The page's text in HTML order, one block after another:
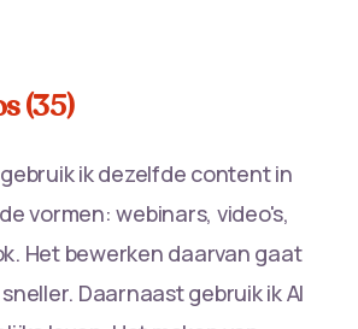
(35)
gebruik ik dezelfde content in
vormen: webinars, video's,
Het bewerken daarvan gaat
Daarnaast gebruik ik AI